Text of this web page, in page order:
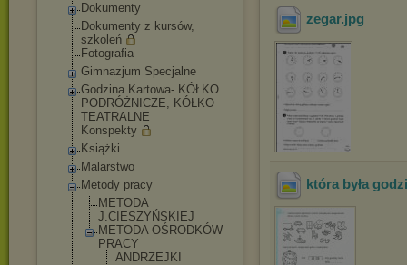
Dokumenty
Dokumenty z kursów,
szkoleń
Fotografia
Gimnazjum Specjalne
Godzina Kartowa- KÓŁKO
PODRÓŻNICZE, KÓŁKO
TEATRALNE
Konspekty
Książki
Malarstwo
Metody pracy
METODA
J.CIESZYŃSKIEJ
METODA OŚRODKÓW
PRACY
ANDRZEJKI
zegar.jpg
która była